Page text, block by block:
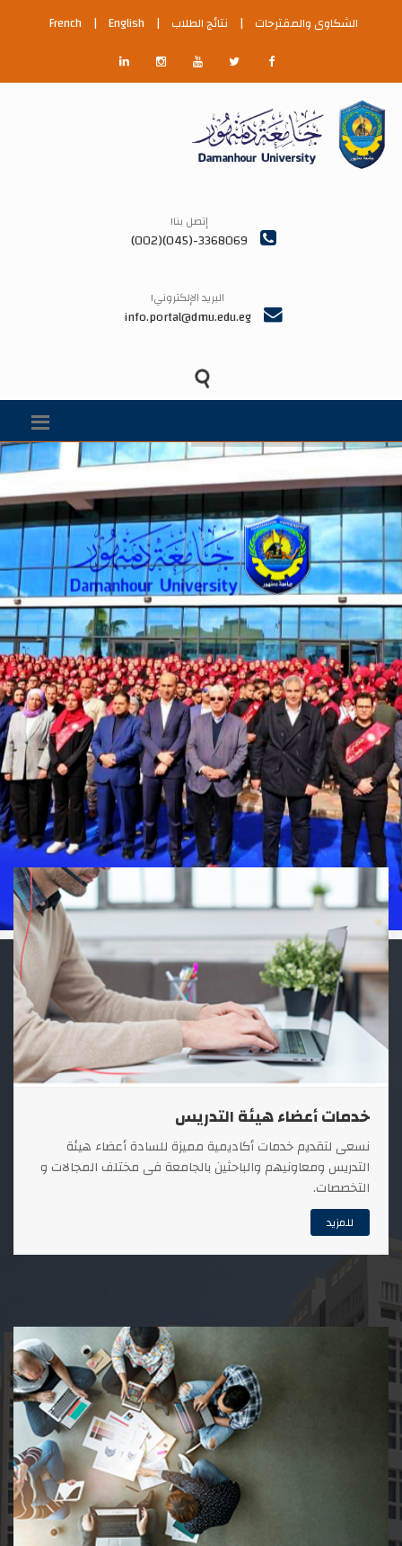
الشكاوى والمقترحات | نتائج الطلاب |
English
|
French
إتصل بنا!
3368069-(045)(002)
البريد الإلكتروني!
info.portal@dmu.edu.eg
خدمات أعضاء هيئة التدريس
نسعى لتقديم خدمات أكاديمية مميزة للسادة أعضاء هيئة
التدريس ومعاونيهم والباحثين بالجامعة فى مختلف المجالات و
التخصصات.
للمزيد